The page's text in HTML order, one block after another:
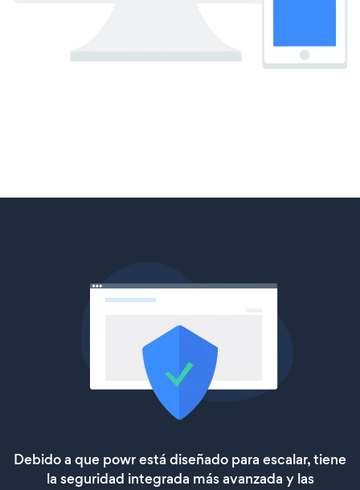
Debido a que powr está diseñado para escalar, tiene
la seguridad integrada más avanzada y las